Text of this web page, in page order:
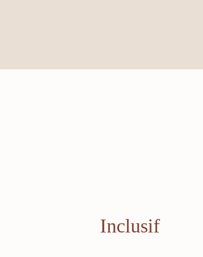
Inclusif